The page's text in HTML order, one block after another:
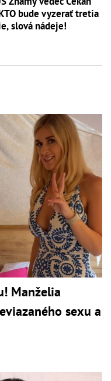
bude vyzerať tretia
slová nádeje!
Manželia
sexu a